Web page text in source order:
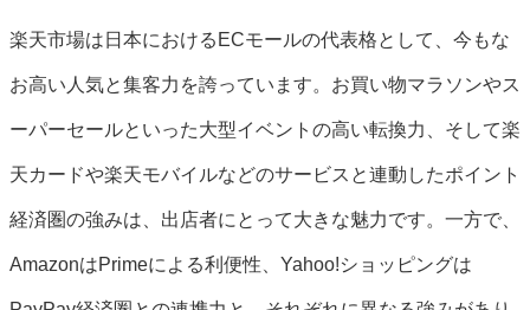
楽天市場は日本におけるECモールの代表格として、今もな
お高い人気と集客力を誇っています。お買い物マラソンやス
ーパーセールといった大型イベントの高い転換力、そして楽
天カードや楽天モバイルなどのサービスと連動したポイント
経済圏の強みは、出店者にとって大きな魅力です。一方で、
AmazonはPrimeによる利便性、Yahoo!ショッピングは